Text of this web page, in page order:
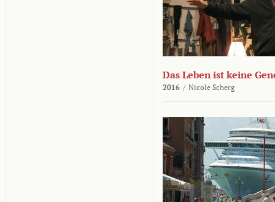
Das Leben ist keine
2016 / Nicole Scherg